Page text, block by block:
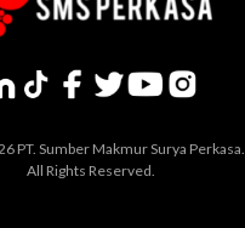
PT. Sumber Makmur Surya Perkasa.
All Rights Reserved.